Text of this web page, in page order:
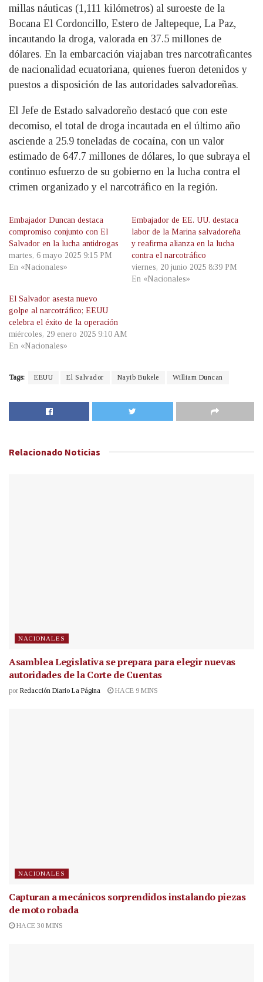
millas náuticas (1,111 kilómetros) al suroeste de la
Bocana El Cordoncillo, Estero de Jaltepeque, La Paz,
incautando la droga, valorada en 37.5 millones de
dólares. En la embarcación viajaban tres narcotraficantes
de nacionalidad ecuatoriana, quienes fueron detenidos y
puestos a disposición de las autoridades salvadoreñas.
El Jefe de Estado salvadoreño destacó que con este
decomiso, el total de droga incautada en el último año
asciende a 25.9 toneladas de cocaína, con un valor
estimado de 647.7 millones de dólares, lo que subraya el
continuo esfuerzo de su gobierno en la lucha contra el
crimen organizado y el narcotráfico en la región.
Embajador Duncan destaca
compromiso conjunto con El
Salvador en la lucha antidrogas
martes, 6 mayo 2025 9:15 PM
En «Nacionales»
Embajador de EE. UU. destaca
labor de la Marina salvadoreña
y reafirma alianza en la lucha
contra el narcotráfico
viernes, 20 junio 2025 8:39 PM
En «Nacionales»
El Salvador asesta nuevo
golpe al narcotráfico; EEUU
celebra el éxito de la operación
miércoles, 29 enero 2025 9:10 AM
En «Nacionales»
Tags: EEUU El Salvador Nayib Bukele William Duncan
Relacionado Noticias
NACIONALES
Asamblea Legislativa se prepara para elegir nuevas
autoridades de la Corte de Cuentas
por Redacción Diario La Página HACE 9 MINS
NACIONALES
Capturan a mecánicos sorprendidos instalando piezas
de moto robada
HACE 30 MINS